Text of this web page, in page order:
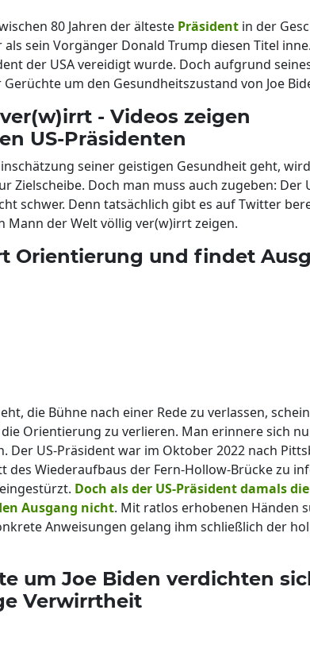
80 Jahren der älteste Präsident in der
sein Vorgänger Donald Trump diesen Titel
der USA vereidigt wurde. Doch aufgrund
um den Gesundheitszustand von Joe
- Videos zeigen
US-Präsidenten
seiner geistigen Gesundheit geht,
Zielscheibe. Doch man muss auch zugeben: Der
schwer. Denn tatsächlich gibt es auf Twitter
Mann der Welt völlig ver(w)irrt zeigen.
Orientierung und findet
die Bühne nach einer Rede zu verlassen,
Orientierung zu verlieren. Man erinnere sich
Der US-Präsident war im Oktober 2022 nach
des Wiederaufbaus der Fern-Hollow-Brücke zu
Doch als der US-Präsident damals
Ausgang nicht. Mit ratlos erhobenen Händen
Anweisungen gelang ihm schließlich der
um Joe Biden verdichten
Verwirrtheit